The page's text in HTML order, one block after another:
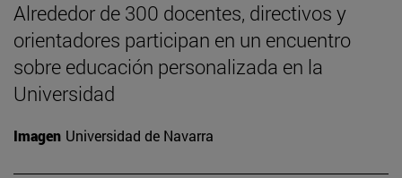
Alrededor de 300 docentes, directivos y
orientadores participan en un encuentro
sobre educación personalizada en la
Universidad
Imagen Universidad de Navarra